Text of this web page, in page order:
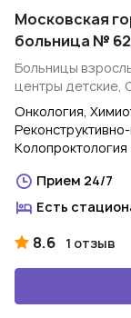
Московская
больница № 62
Больницы
центры детские,
Онкология,
Колопроктология
Прием 24/7
Есть
8.6 1 отзыв